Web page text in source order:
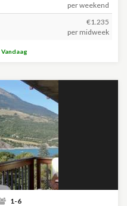
per weekend
€1.235
per midweek
Vandaag
1-6